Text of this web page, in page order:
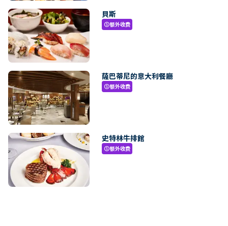
貝斯
paid额外收费
薩巴蒂尼的意大利餐廳
paid额外收费
史特林牛排館
paid额外收费